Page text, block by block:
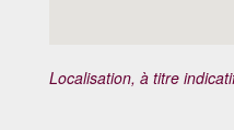
Localisation, à titre